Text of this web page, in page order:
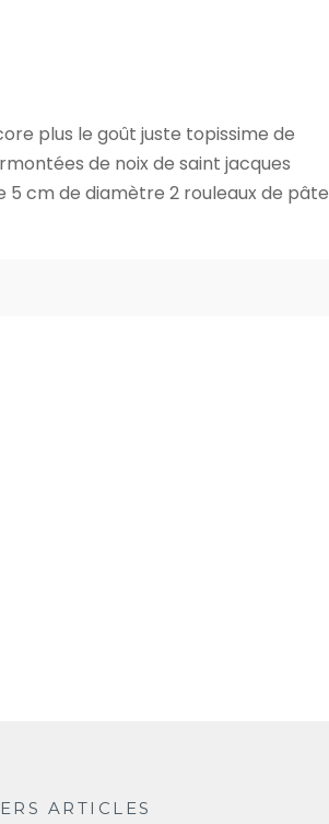
plus le goût juste topissime de
de noix de saint jacques
cm de diamètre 2 rouleaux de pâte
ARTICLES